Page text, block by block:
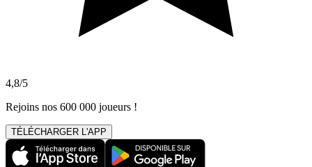
4,8/5
Rejoins nos 600 000 joueurs !
TÉLÉCHARGER L'APP